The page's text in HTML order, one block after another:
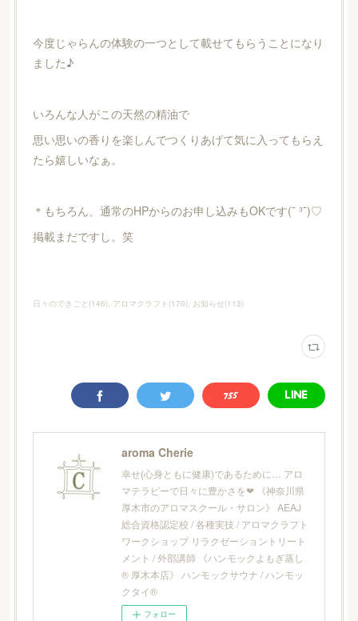
今度じゃらんの体験の一つとして載せてもらうことになり
ました♪
いろんな人がこの天然の精油で
思い思いの香りを楽しんでつくりあげて気に入ってもらえ
たら嬉しいなぁ。
＊もちろん、通常のHPからのお申し込みもOKです(¯ ³¯)♡
掲載まだですし。笑
日々のできごと (146) アロマクラフト (170) お知らせ(113)
aroma Cherie
幸せ(心身ともに健康)であるために… アロ
マテラピーで日々に豊かさを❤︎ 《神奈川県
厚木市のアロマスクール・サロン》 AEAJ
総合資格認定校 / 各種実技 / アロマクラフト
ワークショップ リラクゼーショントリート
メント / 外部講師 《ハンモックよもぎ蒸し
® 厚木本店》 ハンモックサウナ / ハンモッ
クタイ®
フォロー